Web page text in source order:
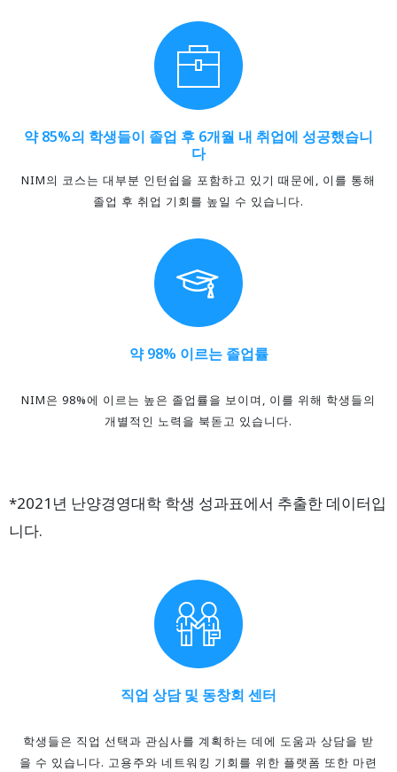
약 85%의 학생들이 졸업 후 6개월 내 취업에 성공했습니
다
NIM의 코스는 대부분 인턴쉽을 포함하고 있기 때문에, 이를 통해
졸업 후 취업 기회를 높일 수 있습니다.
약 98% 이르는 졸업률
NIM은 98%에 이르는 높은 졸업률을 보이며, 이를 위해 학생들의
개별적인 노력을 북돋고 있습니다.
*2021년 난양경영대학 학생 성과표에서 추출한 데이터입
니다.
직업 상담 및 동창회 센터
학생들은 직업 선택과 관심사를 계획하는 데에 도움과 상담을 받
을 수 있습니다. 고용주와 네트워킹 기회를 위한 플랫폼 또한 마련